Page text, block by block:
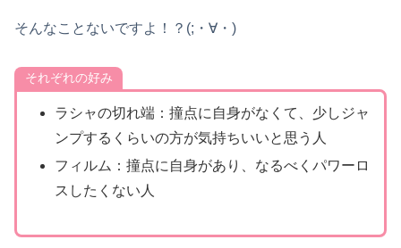
そんなことないですよ！？(;・∀・)
それぞれの好み
ラシャの切れ端：撞点に自身がなくて、少しジャ
ンプするくらいの方が気持ちいいと思う人
フィルム：撞点に自身があり、なるべくパワーロ
スしたくない人